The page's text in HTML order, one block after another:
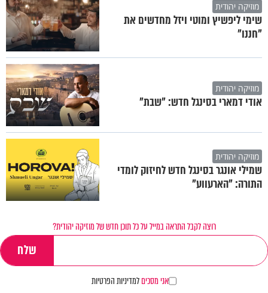
מוזיקה יהודית
שימי ליפשיץ ומוטי ויזל מחדשים את
"חננו"
מוזיקה יהודית
אודי דמארי בסינגל חדש: "שבת"
מוזיקה יהודית
שמילי אונגר בסינגל חדש לחיזוק לומדי
התורה: "הארעווע"
רוצה לקבל התראה במייל על כל תוכן חדש של מוזיקה יהודית?
אני מסכיםלמדיניות הפרטיות